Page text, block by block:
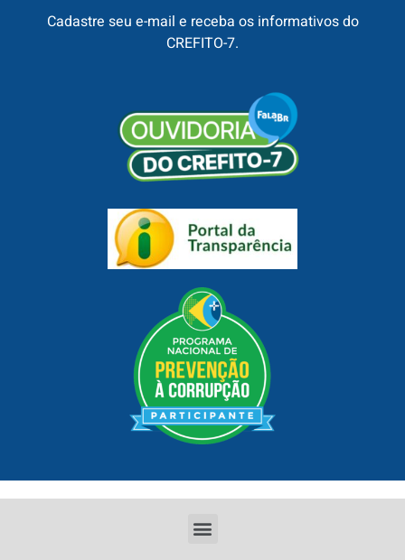
Cadastre seu e-mail e receba os informativos do
CREFITO-7.